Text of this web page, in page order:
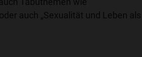
auch „Sexualität und Leben als